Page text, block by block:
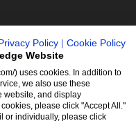
Privacy Policy
Cookie Policy
Website
) uses cookies. In addition to
we also use these
website, and display
please click "Accept All."
or individually, please click